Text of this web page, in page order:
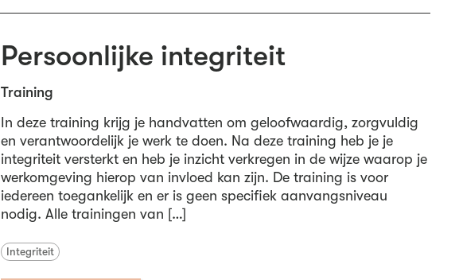
Persoonlijke integriteit
Training
In deze training krijg je handvatten om geloofwaardig, zorgvuldig
en verantwoordelijk je werk te doen. Na deze training heb je je
integriteit versterkt en heb je inzicht verkregen in de wijze waarop je
werkomgeving hierop van invloed kan zijn. De training is voor
iedereen toegankelijk en er is geen specifiek aanvangsniveau
nodig. Alle trainingen van […]
Integriteit